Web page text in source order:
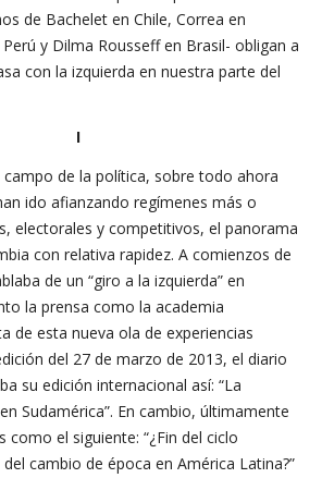
de Bachelet en Chile, Correa en
y Dilma Rousseff en Brasil- obligan a
con la izquierda en nuestra parte del
I
de la política, sobre todo ahora
ido afianzando regímenes más o
electorales y competitivos, el panorama
con relativa rapidez. A comienzos de
de un “giro a la izquierda” en
la prensa como la academia
de esta nueva ola de experiencias
del 27 de marzo de 2013, el diario
su edición internacional así: “La
Sudamérica”. En cambio, últimamente
el siguiente: “¿Fin del ciclo
cambio de época en América Latina?”